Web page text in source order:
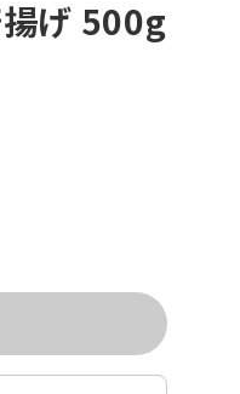
げ 500g